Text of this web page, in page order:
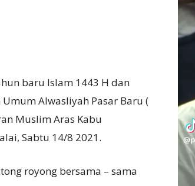
baru Islam 1443 H dan
Umum Alwasliyah Pasar Baru (
Muslim Aras Kabu
Sabtu 14/8 2021.
royong bersama – sama